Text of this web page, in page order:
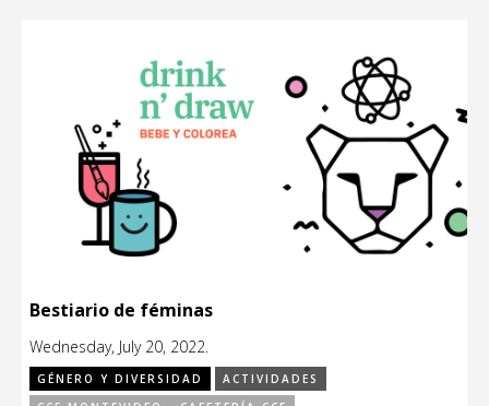
Bestiario de féminas
Wednesday, July 20, 2022.
GÉNERO Y DIVERSIDAD
ACTIVIDADES